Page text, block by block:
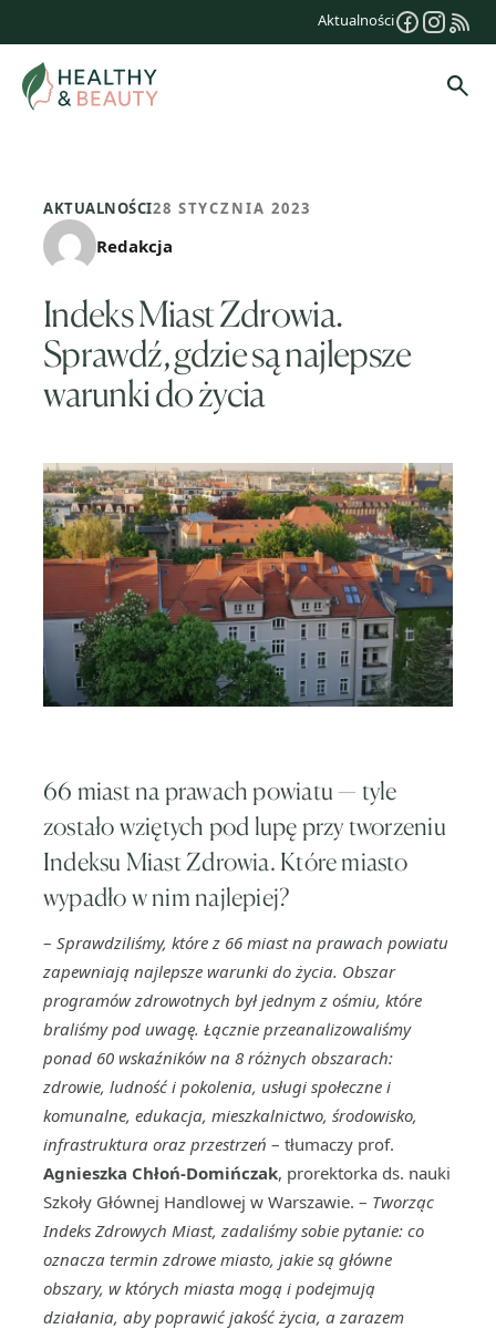
treści
Aktualności
AKTUALNOŚCI28 STYCZNIA 2023
Redakcja
Indeks Miast Zdrowia.
Sprawdź, gdzie są najlepsze
warunki do życia
66 miast na prawach powiatu — tyle
zostało wziętych pod lupę przy tworzeniu
Indeksu Miast Zdrowia. Które miasto
wypadło w nim najlepiej?
– Sprawdziliśmy, które z 66 miast na prawach powiatu
zapewniają najlepsze warunki do życia. Obszar
programów zdrowotnych był jednym z ośmiu, które
braliśmy pod uwagę. Łącznie przeanalizowaliśmy
ponad 60 wskaźników na 8 różnych obszarach:
zdrowie, ludność i pokolenia, usługi społeczne i
komunalne, edukacja, mieszkalnictwo, środowisko,
infrastruktura oraz przestrzeń – tłumaczy prof.
Agnieszka Chłoń-Domińczak, prorektorka ds. nauki
Szkoły Głównej Handlowej w Warszawie. – Tworząc
Indeks Zdrowych Miast, zadaliśmy sobie pytanie: co
oznacza termin zdrowe miasto, jakie są główne
obszary, w których miasta mogą i podejmują
działania, aby poprawić jakość życia, a zarazem